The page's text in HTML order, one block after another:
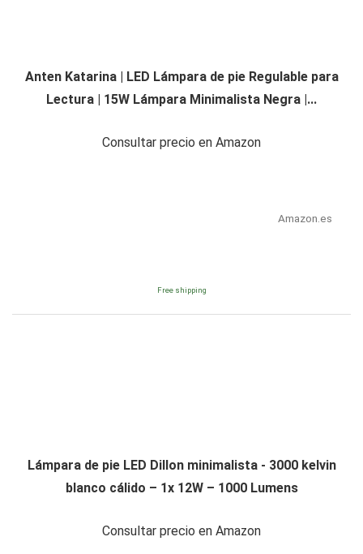
Anten Katarina | LED Lámpara de pie Regulable para
Lectura | 15W Lámpara Minimalista Negra |...
Consultar precio en Amazon
Amazon.es
Free shipping
Lámpara de pie LED Dillon minimalista - 3000 kelvin
blanco cálido – 1x 12W – 1000 Lumens
Consultar precio en Amazon